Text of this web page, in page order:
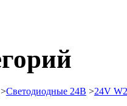
>Cветодиодные 24B >24V